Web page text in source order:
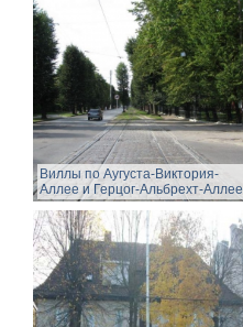
Виллы по Аугуста-Виктория-
Аллее и Герцог-Альбрехт-Аллее